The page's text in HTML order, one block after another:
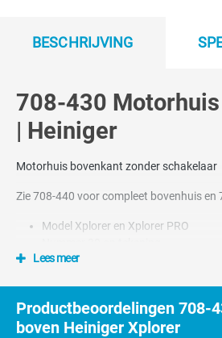
BESCHRIJVING
708-430
| Heiniger
Motorhuis bovenkant zonder schakelaar
Zie 708-440 voor compleet bovenhuis
Model Xplorer en Xplorer PRO
Lees meer
Productbeoordelingen 708-
boven Heiniger Xplorer